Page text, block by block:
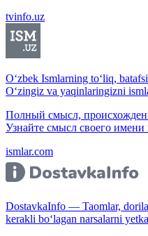
tvinfo.uz
O‘zbek Ismlarning to‘liq,
O‘zingiz va yaqinlaringizni
Полный смысл,
Узнайте смысл своего
ismlar.com
DostavkaInfo — Taomlar,
kerakli bo‘lagan narsalarni